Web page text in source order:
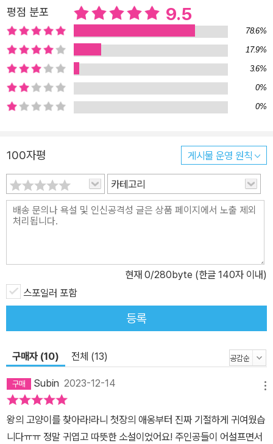
드러내는 장면들이 웃음을 자아내곤 하는데, 누군가를 비하하는 유머
가 아니기에 불편함 없이 시원하게 웃을 수 있다. 이러한 섬세함은 인
물 설정에서도 드러난다. 이 작품 안에는 왕과 노비, 70대 노인과 예
닐곱 살 아이, 타고난 성별을 감추는 옷차림을 한 사람, 신체장애를 가
진 인물들이 공존한다. 또한 그 모든 인물이 해당 신분, 연령, 성별, 장
애에 씌워진 편견과는 무관한 방향으로 움직인다. 고개가 끄덕여지
는, 미소가 지어지는 활약상이다. 상냥한 연대와 반듯한 성장의 가치
쾌하게 담아낸 이 작품의 표면 아래에는 우리 시대의 아픔과 맞물리
는 이야기들이 묵직하게 자리하고 있다. 오랜 가뭄 탓에 도박판으로
몰리는 백성들, 도박장의 뒤를 몰래 봐주는 관리들, 그들의 시야 바깥
에 조성된 빈민촌. 빈민촌과 그리 멀지 않은 왕궁 안에서는 파벌 싸움
이 한창이지만, 당쟁의 주제는 빈민 구제가 아니다. 폐위된 왕비의 아
들인 세자에게 넘어갈지도 모르는 왕위 계승권 때문에 누군가는 자객
다루는 자와 결탁하고, 이로써 구중궁궐 내의 암투는 빈민촌 주민들
성장이다. 주인공 변상벽이 아무리 집요한 포교라 해도, 궐내의 일과
연결된 사건을 혼자서 감당할 수는 없다. 그는 관찰력이 뛰어난 쪼깐
이가 찾아낸 단서를 활용하고, 고양이에 대해 잘 아는 묘마마와 함께
‘묘집사’들의 모임에 참석한다. 신분을 숨겨야 할 일이 생기자 변장에
일가견이 있는 밀매상 봉식이에게 신세를 지며, 출입이 금지된 구역
에 접근하기 위해 평소 멀리하던 형 변빈을 찾는다. 그사이 변상벽은
그들 모두와 예전에 비해 수평적인 관계를 맺게 되고, 예전에는 얼씬
도 않던 빈민촌 사람들과 도움을 주고받기에 이른다. 자기의 이익만
을 좇던 그는 어느새 힘겨운 시절을 견디는 백성을 대변하는 존재가
평점 분포 9.5
78.6%
17.9%
3.6%
0%
0%
100자평 게시물 운영 원칙
카테고리
현재 0/280byte (한글 140자 이내)
스포일러 포함
등록
구매자 (10) 전체 (13)
Subin 2023-12-14
왕의 고양이를 찾아라!라니 첫장의 애옹부터 진짜 기절하게 귀여웠습
니다ㅠㅠ 정말 귀엽고 따뜻한 소설이었어요! 주인공들이 어설프면서